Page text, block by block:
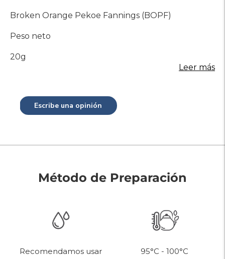
Broken Orange Pekoe Fannings (BOPF)
Peso neto
20g
Leer más
Escribe una opinión
Método de Preparación
Recomendamos usar
95°C - 100°C